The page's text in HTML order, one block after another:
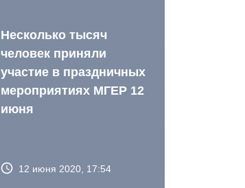
Несколько тысяч
человек приняли
участие в праздничных
мероприятиях МГЕР 12
июня
12 июня 2020, 17:54